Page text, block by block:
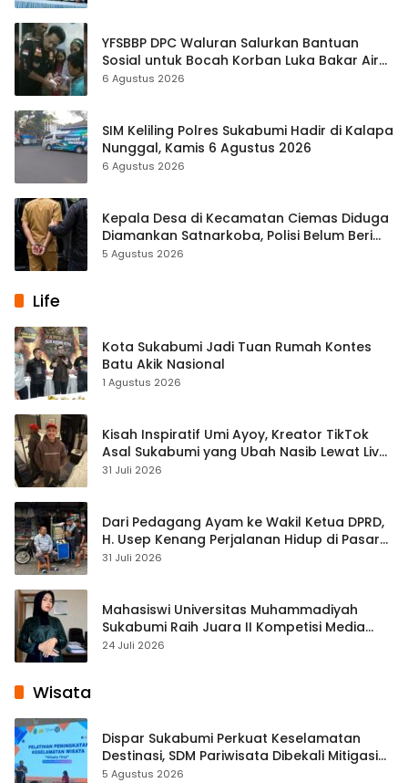
YFSBBP DPC Waluran Salurkan Bantuan
Sosial untuk Bocah Korban Luka Bakar Air
Panas
6 Agustus 2026
SIM Keliling Polres Sukabumi Hadir di Kalapa
Nunggal, Kamis 6 Agustus 2026
6 Agustus 2026
Kepala Desa di Kecamatan Ciemas Diduga
Diamankan Satnarkoba, Polisi Belum Beri
Penjelasan Resmi
5 Agustus 2026
Life
Kota Sukabumi Jadi Tuan Rumah Kontes
Batu Akik Nasional
1 Agustus 2026
Kisah Inspiratif Umi Ayoy, Kreator TikTok
Asal Sukabumi yang Ubah Nasib Lewat Live
Streaming
31 Juli 2026
Dari Pedagang Ayam ke Wakil Ketua DPRD,
H. Usep Kenang Perjalanan Hidup di Pasar
Cisaat
31 Juli 2026
Mahasiswi Universitas Muhammadiyah
Sukabumi Raih Juara II Kompetisi Media
Pembelajaran Digital Tingkat Internasional
24 Juli 2026
Wisata
Dispar Sukabumi Perkuat Keselamatan
Destinasi, SDM Pariwisata Dibekali Mitigasi
hingga Teknik Evakuasi
5 Agustus 2026